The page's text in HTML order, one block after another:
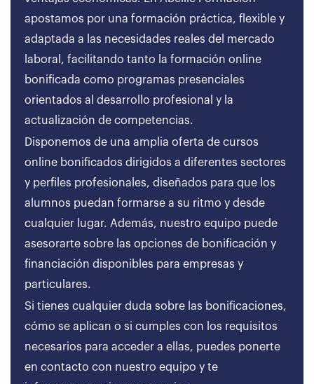
apostamos por una formación práctica, flexible y
adaptada a las necesidades reales del mercado
laboral, facilitando tanto la formación online
bonificada como programas presenciales
orientados al desarrollo profesional y la
actualización de competencias.
Disponemos de una amplia oferta de cursos
online bonificados dirigidos a diferentes sectores
y perfiles profesionales, diseñados para que los
alumnos puedan formarse a su ritmo y desde
cualquier lugar. Además, nuestro equipo puede
asesorarte sobre las opciones de bonificación y
financiación disponibles para empresas y
particulares.
Si tienes cualquier duda sobre las bonificaciones,
cómo se aplican o si cumples con los requisitos
necesarios para acceder a ellas, puedes ponerte
en contacto con nuestro equipo y te